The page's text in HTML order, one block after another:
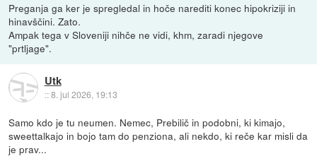
Preganja ga ker je spregledal in hoče narediti konec hipokriziji in
hinavščini. Zato.
Ampak tega v Sloveniji nihče ne vidi, khm, zaradi njegove
"prtljage".
Utk
::8. jul 2026, 19:13
Samo kdo je tu neumen. Nemec, Prebilič in podobni, ki kimajo,
sweettalkajo in bojo tam do penziona, ali nekdo, ki reče kar misli da
je prav...